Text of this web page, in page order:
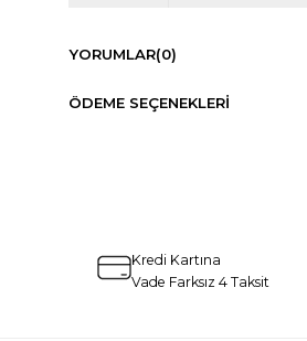
YORUMLAR(0)
ÖDEME SEÇENEKLERI
Kredi Kartına
Vade Farksız 4 Taksit